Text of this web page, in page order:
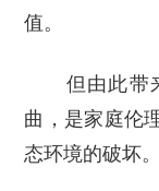
值。
但由此带来
曲，是家庭伦
态环境的破坏。